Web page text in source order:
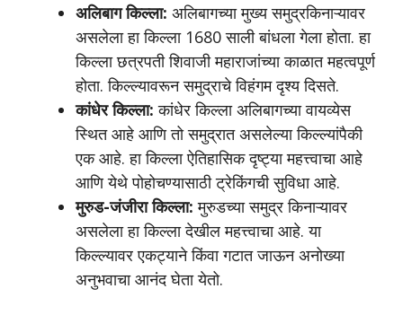
अलिबाग किल्ला: अलिबागच्या मुख्य समुद्रकिनाऱ्यावर
असलेला हा किल्ला 1680 साली बांधला गेला होता. हा
किल्ला छत्रपती शिवाजी महाराजांच्या काळात महत्वपूर्ण
होता. किल्ल्यावरून समुद्राचे विहंगम दृश्य दिसते.
कांधेर किल्ला:कांधेर किल्ला अलिबागच्या वायव्येस
स्थित आहे आणि तो समुद्रात असलेल्या किल्ल्यांपैकी
एक आहे. हा किल्ला ऐतिहासिक दृष्ट्या महत्त्वाचा आहे
आणि येथे पोहोचण्यासाठी ट्रेकिंगची सुविधा आहे.
मुरुड-जंजीरा किल्ला: मुरुडच्या समुद्र किनाऱ्यावर
असलेला हा किल्ला देखील महत्त्वाचा आहे. या
किल्ल्यावर एकट्याने किंवा गटात जाऊन अनोख्या
अनुभवाचा आनंद घेता येतो.